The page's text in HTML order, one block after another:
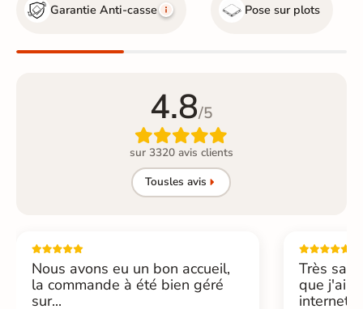
Garantie Anti-casse Pose sur plots
4.8/5

sur 3320 avis clients
Tousles avis
Nous avons eu un bon accueil,
la commande à été bien géré
sur...
Très
que j'ai
internet....